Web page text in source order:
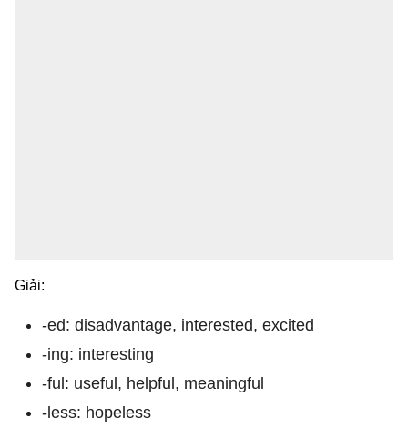
Giải:
-ed: disadvantage, interested, excited
-ing: interesting
-ful: useful, helpful, meaningful
-less: hopeless